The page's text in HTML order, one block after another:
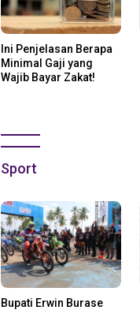
Ini Penjelasan Berapa
Minimal Gaji yang
Wajib Bayar Zakat!
Sport
Bupati Erwin Burase